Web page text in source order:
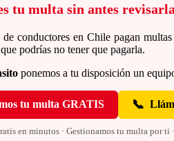
tu multa sin antes
conductores en Chile pagan
podrías no tener que pagarla.
ponemos a tu disposición un
tu multa GRATIS 📞
en minutos · Gestionamos tu multa por ti